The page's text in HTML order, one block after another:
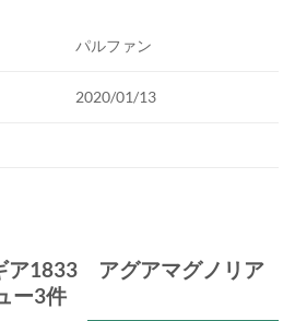
パルファン
2020/01/13
ア1833 アグアマグノリア
ー3件